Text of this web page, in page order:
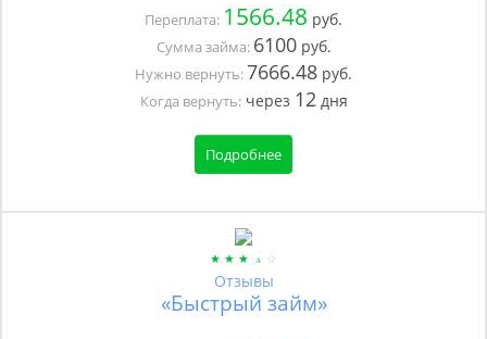
Переплата: 1566.48 руб.
Сумма займа: 6100руб.
Нужно вернуть:7666.48 руб.
Когда вернуть:через 12дня
Подробнее
Отзывы
«Быстрый займ»